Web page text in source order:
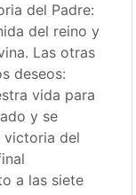
del Padre:
del reino y
Las otras
deseos:
vida para
y se
victoria del
a las siete